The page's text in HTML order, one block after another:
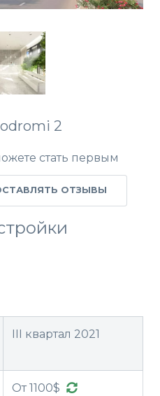
2
стать первым
ОТЗЫВЫ
III квартал 2021
От 1100$